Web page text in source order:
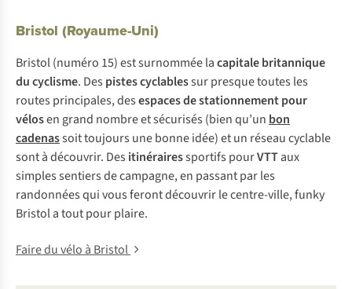
Bristol (Royaume-Uni)
Bristol (numéro 15) est surnommée lacapitale britannique
du cyclisme. Des pistes cyclablessur presque toutes les
routes principales, desespaces de stationnement pour
vélosen grand nombre et sécurisés (bien qu’un bon
cadenassoit toujours une bonne idée) et un réseau cyclable
sont à découvrir. Des itinérairessportifs pourVTTaux
simples sentiers de campagne, en passant par les
randonnées qui vous feront découvrir le centre-ville, funky
Bristol a tout pour plaire.
Faire du vélo à Bristol